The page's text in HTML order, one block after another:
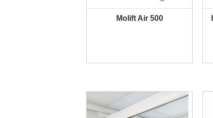
Molift Air 500
PLUS D'INFORMATION